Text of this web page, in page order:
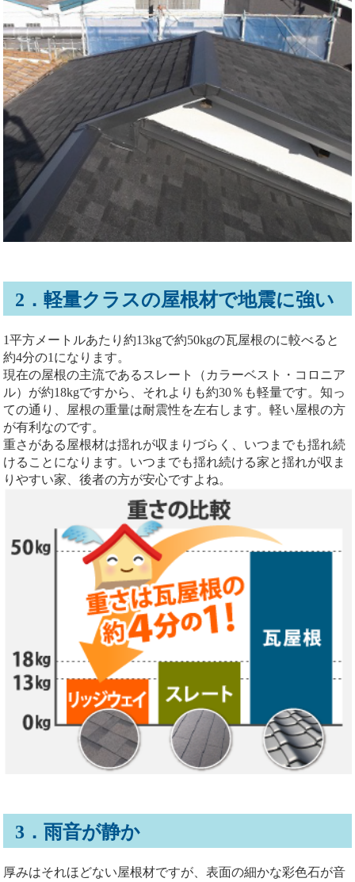
2．軽量クラスの屋根材で地震に強い
1平方メートルあたり約13kgで約50kgの瓦屋根のに較べると
約4分の1になります。
現在の屋根の主流であるスレート（カラーベスト・コロニア
ル）が約18kgですから、それよりも約30％も軽量です。知っ
ての通り、屋根の重量は耐震性を左右します。軽い屋根の方
が有利なのです。
重さがある屋根材は揺れが収まりづらく、いつまでも揺れ続
けることになります。いつまでも揺れ続ける家と揺れが収ま
りやすい家、後者の方が安心ですよね。
3．雨音が静か
厚みはそれほどない屋根材ですが、表面の細かな彩色石が音